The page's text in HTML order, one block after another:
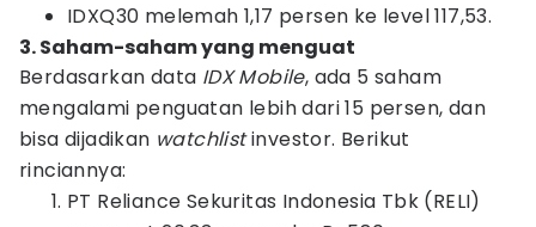
IDXQ30 melemah 1,17 persen ke level 117,53.
3. Saham-saham yang menguat
Berdasarkan data IDX Mobile, ada 5 saham
mengalami penguatan lebih dari 15 persen, dan
bisa dijadikan watchlistinvestor. Berikut
rinciannya:
PT Reliance Sekuritas Indonesia Tbk (RELI)